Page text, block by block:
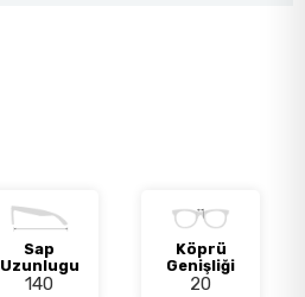
Sap
Uzunlugu
140
Köprü
Genişliği
20